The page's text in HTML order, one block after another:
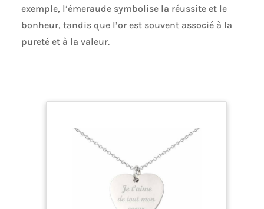
exemple, l’émeraude symbolise la réussite et le
bonheur, tandis que l’or est souvent associé à la
pureté et à la valeur.